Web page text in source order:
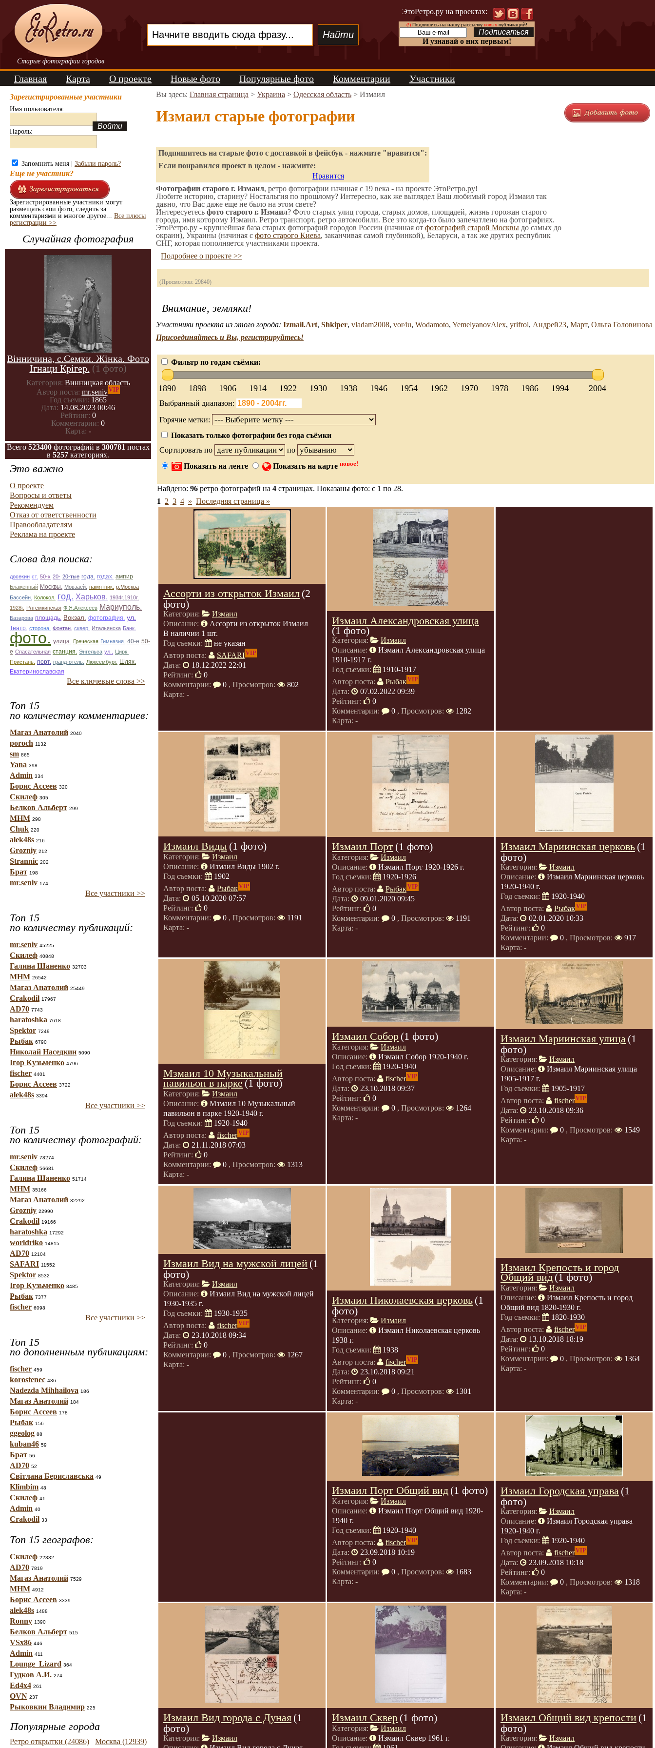
Старые фотографии городов
ЭтоРетро.ру на проектах:
(!)Подпишись на нашу рассылку новыхпубликаций!
И узнавай о них первым!
Главная Карта О проекте Новые фото Популярные фото Комментарии Участники
Зарегистрированные участники
Имя пользователя:
Пароль:
Запомнить меня | Забыли пароль?
Еще не участник?
Зарегистрированные участники могут
размещать свои фото, следить за
комментариями и многое другое... Все плюсы
регистрации >>
Случайная фотография
Вінничина, с.Семки. Жінка. Фото
Ігнаци Крігер. (1 фото)
Категория: Винницкая область
Автор поста: mr.senivVIP
Год съемки: 1865
Дата: 14.08.2023 00:46
Рейтинг: 0
Комментарии: 0
Карта: -
Всего 523400фотографий в 300781 постах
в 5257 категориях.
Это важно
О проекте
Вопросы и ответы
Рекомендуем
Отказ от ответственности
Правообладателям
Реклама на проекте
Слова для поиска:
досекин ст. 50-х 20- 20-тые года. годах. ампир
Блаженный Москвы. Мовзаей. памятник. р.Москва
Бассейн. Колокол. год. Харьков. 1934г.1910г.
1928г. Рлтёмкинская Ф.Я.Алексеев Мариуполь.
Базарова площадь. Вокзал. фотография. ул.
Театр. сторона. Фонтан. сквер. Итальянска Банк.
фото. улица. Греческая Гимназия. 40-е 50-
е Спасательная станция. Энгельса ул..
Цирк.
Пристань. порт. гранд-отель. Люксембург. Шлях.
Екатеринославская
Все ключевые слова >>
Топ 15
по количеству комментариев:
Магаз Анатолий 2040
poroch 1132
sm 865
Yana 398
Admin 334
Борис Ассеев 320
Скилеф 305
Белков Альберт 299
МНМ 298
Chuk 220
alek48s 216
Grozniy 212
Strannic 202
Брат 198
mr.seniv 174
Все участники >>
Топ 15
по количеству публикаций:
mr.seniv 45225
Скилеф 40848
Галина Шаненко 32703
МНМ 26542
Магаз Анатолий 25449
Crakodil 17967
AD70 7743
haratoshka 7618
Spektor 7249
Рыбак 6790
Николай Наседкин 5090
Ігор Кузьменко 4796
fischer 4401
Борис Ассеев 3722
alek48s 3394
Все участники >>
Топ 15
по количеству фотографий:
mr.seniv 78274
Скилеф 56681
Галина Шаненко 51714
МНМ 35166
Магаз Анатолий 32292
Grozniy 22990
Crakodil 19166
haratoshka 17292
worldriko 14815
AD70 12104
SAFARI 11552
Spektor 8532
Ігор Кузьменко 8485
Рыбак 7377
fischer 6098
Все участники >>
Топ 15
по дополненным публикациям:
fischer 459
korostenec 436
Nadezda Mihhailova 186
Магаз Анатолий 184
Борис Ассеев 178
Рыбак 156
ggeolog 88
kuban46 59
Брат 56
AD70 52
Світлана Бериславська 49
Klimbim 48
Скилеф 41
Admin 40
Crakodil 33
Топ 15 географов:
Скилеф 22332
AD70 7819
Магаз Анатолий 7529
МНМ 4912
Борис Ассеев 3339
alek48s 1488
Ronny 1390
Белков Альберт 515
VSx86 446
Admin 411
Lounge_Lizard 364
Гудков А.И. 274
Ed4x4 261
OVN 237
Рыковкин Владимир 225
Популярные города
Ретро открытки (24086)
Москва (12939)
Вы здесь: Главная страница > Украина > Одесская область > Измаил
Измаил старые фотографии
Подпишитесь на старые фото с доставкой в фейсбук - нажмите "нравится":
Если понравился проект в целом - нажмите:
Нравится
Фотографии старого г. Измаил, ретро фотографии начиная с 19 века - на проекте ЭтоРетро.ру!
Любите историю, старину? Ностальгия по прошлому? Интересно, как же выглядел Ваш любимый город Измаил так
давно, что Вас даже еще не было на этом свете?
Интересуетесь фото старого г. Измаил? Фото старых улиц города, старых домов, площадей, жизнь горожан старого
города, имя которому Измаил. Ретро транспорт, ретро автомобили. Все это когда-то было запечатлено на фотографиях.
ЭтоРетро.ру - крупнейшая база старых фотографий городов России (начиная от фотографий старой Москвы до самых до
окраин), Украины (начиная с фото старого Киева, заканчивая самой глубинкой), Беларуси, а так же других республик
СНГ, которая пополняется участниками проекта.
Подробнее о проекте >>
(Просмотров: 29840)
Внимание, земляки!
Участники проекта из этого города: Izmail.Art, Shkiper, vladam2008, vor4u, Wodamoto, YemelyanovAlex, yrifrol, Андрей23, Март, Ольга Головинова
Присоединяйтесь и Вы, регистрируйтесь!
Фильтр по годам съёмки:
1890 1898 1906 1914 1922 1930 1938 1946 1954 1962 1970 1978 1986 1994 2004
Выбранный диапазон:
Горячие метки:
Показать только фотографии без года съёмки
Сортировать по
по
Показать на ленте
Показать на карте новое!
Найдено: 96 ретро фотографий на 4 страницах. Показаны фото: с 1 по 28.
1
2 3 4 » Последняя страница »
Ассорти из открыток Измаил (2
фото)
Категория:
Измаил
Описание:
Ассорти из открыток Измаил
В наличии 1 шт.
Год съемки:
не указан
Автор поста:
SAFARIVIP
Дата:
18.12.2022 22:01
Рейтинг:
0
Комментарии:
0 , Просмотров:
802
Карта: -
Измаил Александровская улица
(1 фото)
Категория:
Измаил
Описание:
Измаил Александровская улица
1910-1917 г.
Год съемки:
1910-1917
Автор поста:
РыбакVIP
Дата:
07.02.2022 09:39
Рейтинг:
0
Комментарии:
0 , Просмотров:
1282
Карта: -
Измаил Виды (1 фото)
Категория:
Измаил
Описание:
Измаил Виды 1902 г.
Год съемки:
1902
Автор поста:
РыбакVIP
Дата:
05.10.2020 07:57
Рейтинг:
0
Комментарии:
0 , Просмотров:
1191
Карта: -
Измаил Порт (1 фото)
Категория:
Измаил
Описание:
Измаил Порт 1920-1926 г.
Год съемки:
1920-1926
Автор поста:
РыбакVIP
Дата:
09.01.2020 09:45
Рейтинг:
0
Комментарии:
0 , Просмотров:
1191
Карта: -
Измаил Мариинская церковь (1
фото)
Категория:
Измаил
Описание:
Измаил Мариинская церковь
1920-1940 г.
Год съемки:
1920-1940
Автор поста:
РыбакVIP
Дата:
02.01.2020 10:33
Рейтинг:
0
Комментарии:
0 , Просмотров:
917
Карта: -
Мзмаил 10 Музыкальный
павильон в парке(1 фото)
Категория:
Измаил
Описание:
Мзмаил 10 Музыкальный
павильон в парке 1920-1940 г.
Год съемки:
1920-1940
Автор поста:
fischerVIP
Дата:
21.11.2018 07:03
Рейтинг:
0
Комментарии:
0 , Просмотров:
1313
Карта: -
Измаил Собор (1 фото)
Категория:
Измаил
Описание:
Измаил Собор 1920-1940 г.
Год съемки:
1920-1940
Автор поста:
fischerVIP
Дата:
23.10.2018 09:37
Рейтинг:
0
Комментарии:
0 , Просмотров:
1264
Карта: -
Измаил Мариинская улица (1
фото)
Категория:
Измаил
Описание:
Измаил Мариинская улица
1905-1917 г.
Год съемки:
1905-1917
Автор поста:
fischerVIP
Дата:
23.10.2018 09:36
Рейтинг:
0
Комментарии:
0 , Просмотров:
1549
Карта: -
Измаил Вид на мужской лицей (1
фото)
Категория:
Измаил
Описание:
Измаил Вид на мужской лицей
1930-1935 г.
Год съемки:
1930-1935
Автор поста:
fischerVIP
Дата:
23.10.2018 09:34
Рейтинг:
0
Комментарии:
0 , Просмотров:
1267
Карта: -
Измаил Николаевская церковь (1
фото)
Категория:
Измаил
Описание:
Измаил Николаевская церковь
1938 г.
Год съемки:
1938
Автор поста:
fischerVIP
Дата:
23.10.2018 09:21
Рейтинг:
0
Комментарии:
0 , Просмотров:
1301
Карта: -
Измаил Крепость и город
Общий вид(1 фото)
Категория:
Измаил
Описание:
Измаил Крепость и город
Общий вид 1820-1930 г.
Год съемки:
1820-1930
Автор поста:
fischerVIP
Дата:
13.10.2018 18:19
Рейтинг:
0
Комментарии:
0 , Просмотров:
1364
Карта: -
Измаил Порт Общий вид (1 фото)
Категория:
Измаил
Описание:
Измаил Порт Общий вид 1920-
1940 г.
Год съемки:
1920-1940
Автор поста:
fischerVIP
Дата:
23.09.2018 10:19
Рейтинг:
0
Комментарии:
0 , Просмотров:
1683
Карта: -
Измаил Городская управа (1
фото)
Категория:
Измаил
Описание:
Измаил Городская управа
1920-1940 г.
Год съемки:
1920-1940
Автор поста:
fischerVIP
Дата:
23.09.2018 10:18
Рейтинг:
0
Комментарии:
0 , Просмотров:
1318
Карта: -
Измаил Вид города с Дуная (1
фото)
Категория:
Измаил
Измаил Сквер (1 фото)
Категория:
Измаил
Описание:
Измаил Сквер 1961 г.
Измаил Общий вид крепости (1
фото)
Категория:
Измаил